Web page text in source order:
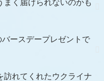
まく届けられないのかも
ースデープレゼントで
訪れてくれたウクライナ